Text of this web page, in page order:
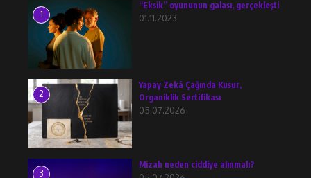
1
“Eksik” oyununun galası, gerçekleşti
01.11.2023
2
Yapay Zekâ Çağında Kusur,
Organiklik Sertifikası
05.07.2026
3
Mizah neden ciddiye alınmalı?